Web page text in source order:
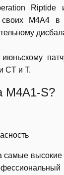
M4A4
CT и T.
M4A1-S?
самые